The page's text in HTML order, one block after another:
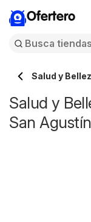
Ofertero
Salud y
Salud y
San Agustín